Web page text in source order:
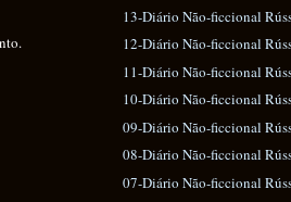
13-Diário Não-ficcional
12-Diário Não-ficcional
11-Diário Não-ficcional
10-Diário Não-ficcional
09-Diário Não-ficcional
08-Diário Não-ficcional
07-Diário Não-ficcional